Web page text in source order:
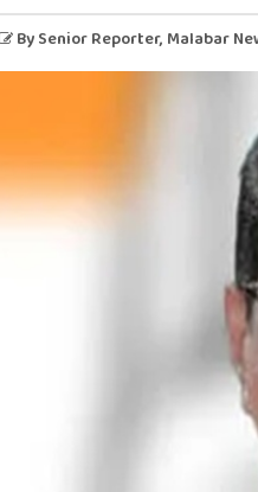
By Senior Reporter, Malabar